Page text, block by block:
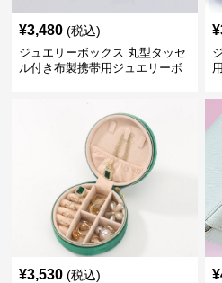
¥3,480 (税込)
ジュエリーボックス 丸型タッセ
ル付き布製携帯用ジュエリーボ
¥
¥3,530 (税込) ¥